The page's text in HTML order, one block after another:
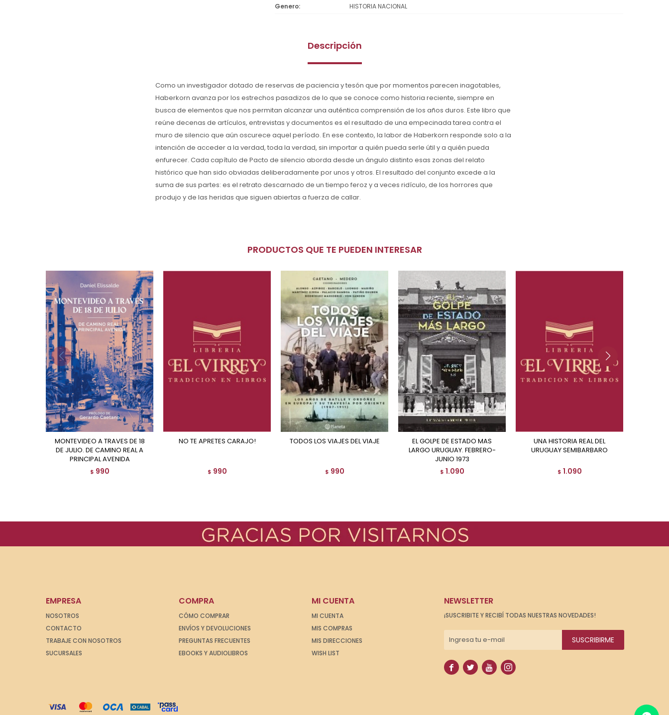
Genero
HISTORIA NACIONAL
Descripción
Como un investigador dotado de reservas de paciencia y tesón que por momentos parecen inagotables,
Haberkorn avanza por los estrechos pasadizos de lo que se conoce como historia reciente, siempre en
busca de elementos que nos permitan alcanzar una auténtica comprensión de los años duros. Este libro que
reúne decenas de artículos, entrevistas y documentos es el resultado de una empecinada tarea contra el
muro de silencio que aún oscurece aquel período. En ese contexto, la labor de Haberkorn responde solo a la
intención de acceder a la verdad, toda la verdad, sin importar a quién pueda serle útil y a quién pueda
enfurecer. Cada capítulo de Pacto de silencio aborda desde un ángulo distinto esas zonas del relato
histórico que han sido obviadas deliberadamente por unos y otros. El resultado del conjunto excede a la
suma de sus partes: es el retrato descarnado de un tiempo feroz y a veces ridículo, de los horrores que
produjo y de las heridas que siguen abiertas a fuerza de callar.
PRODUCTOS QUE TE PUEDEN INTERESAR
MONTEVIDEO A TRAVES DE 18
DE JULIO. DE CAMINO REAL A
PRINCIPAL AVENIDA
$ 990
NO TE APRETES CARAJO!
$ 990
TODOS LOS VIAJES DEL VIAJE
$ 990
EL GOLPE DE ESTADO MAS
LARGO URUGUAY. FEBRERO-
JUNIO 1973
$ 1.090
UNA HISTORIA REAL DEL
URUGUAY SEMIBARBARO
$ 1.090
EMPRESA
NOSOTROS
CONTACTO
TRABAJE CON NOSOTROS
SUCURSALES
COMPRA
CÓMO COMPRAR
ENVÍOS Y DEVOLUCIONES
PREGUNTAS FRECUENTES
EBOOKS Y AUDIOLIBROS
MI CUENTA
MI CUENTA
MIS COMPRAS
MIS DIRECCIONES
WISH LIST
NEWSLETTER
¡SUSCRIBITE Y RECIBÍ TODAS NUESTRAS NOVEDADES!
SUSCRIBIRME
   